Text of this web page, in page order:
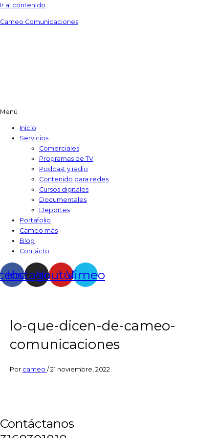
Ir al contenido
Cameo Comunicaciones
Menú
Inicio
Servicios
Comerciales
Programas de TV​
Podcast y radio
Contenido para redes
Cursos digitales​
Documentales
Deportes
Portafolio
Cameo más
Blog
Contácto
Instagram
YoutubeVimeo
lo-que-dicen-de-cameo-
comunicaciones
Por cameo / 21 noviembre, 2022
Contáctanos